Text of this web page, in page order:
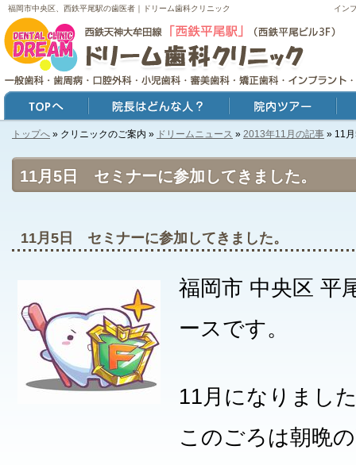
11月5日 セミナーに参加してきました。
イン
福岡市中央区、西鉄平尾駅の歯医者｜ドリーム歯科クリニック
トップへ » クリニックのご案内 » ドリームニュース » 2013年11月の記事 » 11
11月5日 セミナーに参加してきました。
福岡市 中央区 平
ースです。
11月になりまし
このごろは朝晩
トップ 院長はどんな人？ 院内ツアー